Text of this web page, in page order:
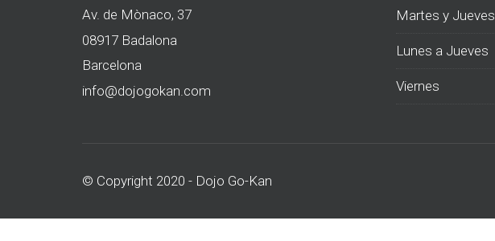
Av. de Mònaco, 37
08917 Badalona
Barcelona
info@dojogokan.com
Martes y Jueves
Lunes a Jueves
Viernes
© Copyright 2020 - Dojo Go-Kan